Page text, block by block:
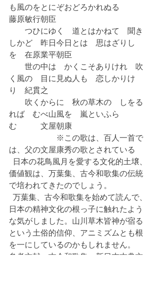
も風のをとにぞおどろかれぬる
藤原敏行朝臣
つひにゆく　道とはかねて　聞き
しかど　昨日今日とは　思はざりし
を　在原業平朝臣
世の中は　かくこそありけれ　吹
く風の　目に見ぬ人も　恋しかりけ
り　紀貫之
吹くからに　秋の草木の　しをる
れば　むべ山風を　嵐といふら
む　　　文屋朝康
※この歌は、百人一首で
は、父の文屋康秀の歌とされている
価値観は、万葉集、古今和歌集の伝統
で培われてきたのでしょう。
日本の精神文化の根っ子に触れたよう
な気がしました。山川草木皆神が宿る
という土俗的信仰、アニミズムとも根
を一にしているのかもしれません。
参考文献　古今和歌集　新日本古典文